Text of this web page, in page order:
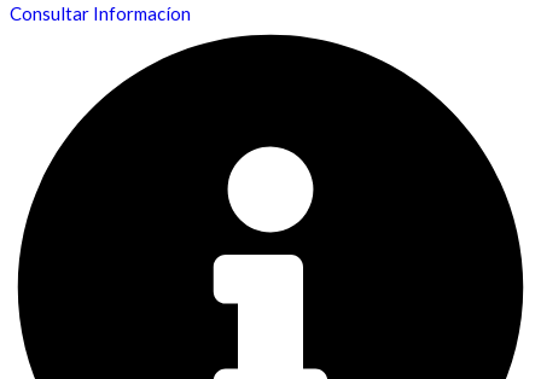
Consultar Informacíon